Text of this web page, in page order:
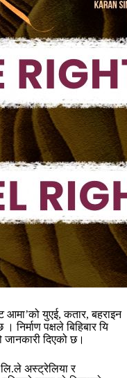
आमा’को युएई, कतार, बहराइन
निर्माण पक्षले बिहिबार यि
दिएको छ।
अस्ट्रेलिया र